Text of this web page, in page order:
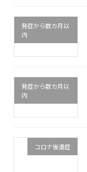
発症から数カ月以
内
発症から数カ月以
内
コロナ後遺症